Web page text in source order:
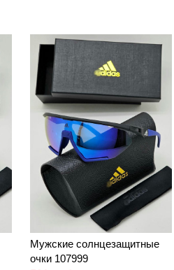
Мужские солнцезащитные
очки 107999